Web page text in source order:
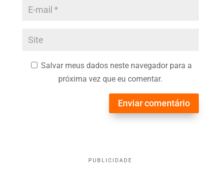
Salvar meus dados neste navegador para a
próxima vez que eu comentar.
Enviar comentário
PUBLICIDADE